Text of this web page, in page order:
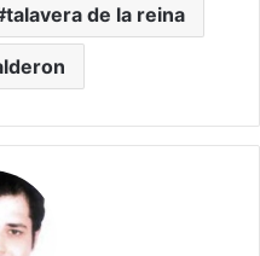
talavera de la reina